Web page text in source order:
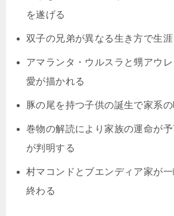
を遂げる
双子の兄弟が異なる生き方で生
アマランタ・ウルスラと甥アウ
愛が描かれる
豚の尾を持つ子供の誕生で家系
巻物の解読により家族の運命が
が判明する
村マコンドとブエンディア家が
終わる